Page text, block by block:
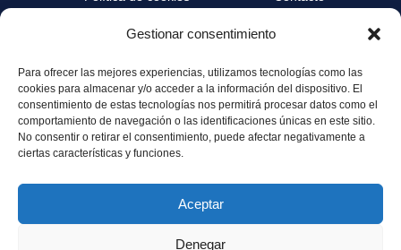
Gestionar consentimiento
Para ofrecer las mejores experiencias, utilizamos tecnologías como las
cookies para almacenar y/o acceder a la información del dispositivo. El
consentimiento de estas tecnologías nos permitirá procesar datos como el
comportamiento de navegación o las identificaciones únicas en este sitio.
No consentir o retirar el consentimiento, puede afectar negativamente a
ciertas características y funciones.
Aceptar
Denegar
Zona privada
Área profesionales
Canal de denuncia
Servicio de Atención al
Cliente
Sostenibilidad y
Gobernanza